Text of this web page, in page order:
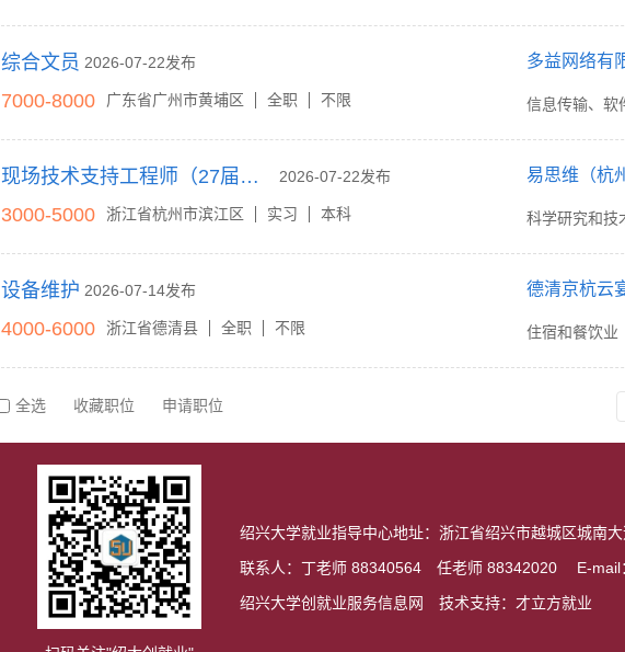
多益网络有
信息传输、软
综合文员 2026-07-22发布
7000-8000 广东省广州市黄埔区 全职 不限
易思维（杭
科学研究和技
现场技术支持工程师（27届实习） 2026-07-22发布
3000-5000 浙江省杭州市滨江区 实习 本科
德清京杭云
住宿和餐饮业
设备维护 2026-07-14发布
4000-6000 浙江省德清县 全职 不限
全选 收藏职位 申请职位
绍兴大学就业指导中心地址：浙江省绍兴市越城区城南
联系人：丁老师 88340564 任老师 88342020 E-mail
绍兴大学创就业服务信息网 技术支持：才立方就业